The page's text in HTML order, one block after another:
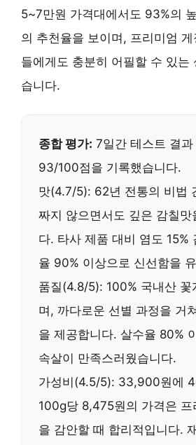
5~7만원 가격대에서도 93%의
의 추천율을 보이며, 프리미엄 게
들에게도 충분히 어필할 수 있는
습니다.
종합 평가: 7일간 테스트 결
93/100점을 기록했습니다.
맛(4.7/5): 62년 전통의 비법
짜지 않으면서도 깊은 감칠맛
다. 타사 제품 대비 염도 15%
율 90% 이상으로 신선함을
품질(4.8/5): 100% 국내산 꽃
며, 까다로운 선별 과정을 거
을 제공합니다. 살수율 80%
속살이 만족스러웠습니다.
가성비(4.5/5): 33,900원에
100g당 8,475원의 가격은 프
을 감안할 때 합리적입니다.